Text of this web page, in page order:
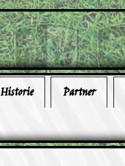
Historie Partner